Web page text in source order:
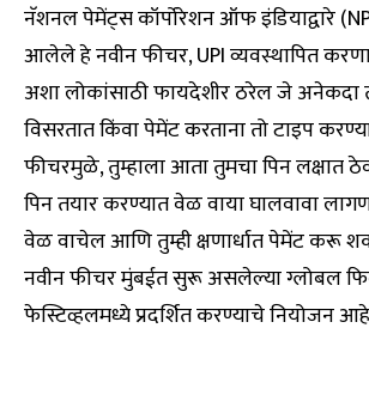
नॅशनल पेमेंट्स कॉर्पोरेशन ऑफ इंडियाद्वारे
आलेले हे नवीन फीचर, UPI व्यवस्थापित
अशा लोकांसाठी फायदेशीर ठरेल जे अनेकदा
विसरतात किंवा पेमेंट करताना तो टाइप
फीचरमुळे, तुम्हाला आता तुमचा पिन लक्षात
पिन तयार करण्यात वेळ वाया घालवावा
वेळ वाचेल आणि तुम्ही क्षणार्धात पेमेंट करू
नवीन फीचर मुंबईत सुरू असलेल्या ग्लोबल
फेस्टिव्हलमध्ये प्रदर्शित करण्याचे नियोजन